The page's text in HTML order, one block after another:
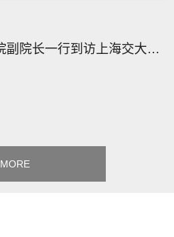
白俄罗斯共和国康复医院副院长一行到访上海交大转化医学研究院并到九院3D打印接诊中
MORE